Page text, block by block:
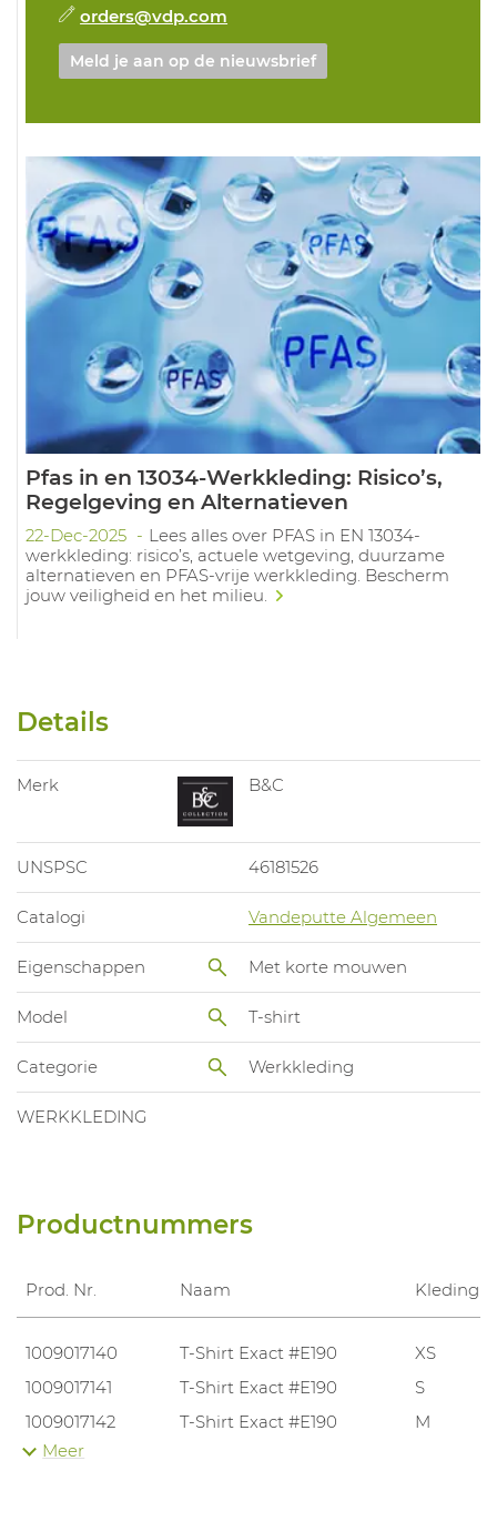
orders@vdp.com
Meld je aan op de nieuwsbrief
Pfas in en 13034-Werkkleding: Risico’s,
Regelgeving en Alternatieven
22-Dec-2025
Lees alles over PFAS in EN 13034-
werkkleding: risico’s, actuele wetgeving, duurzame
alternatieven en PFAS-vrije werkkleding. Bescherm
jouw veiligheid en het milieu.
Details
Merk B&C
UNSPSC 46181526
Catalogi Vandeputte Algemeen
Eigenschappen Met korte mouwen
Model T-shirt
Categorie Werkkleding
WERKKLEDING
Productnummers
Prod. Nr. Naam
1009017140 T-Shirt Exact #E190
XS
1009017141
T-Shirt Exact #E190
S
1009017142
T-Shirt Exact #E190
M
1009017143
Meer